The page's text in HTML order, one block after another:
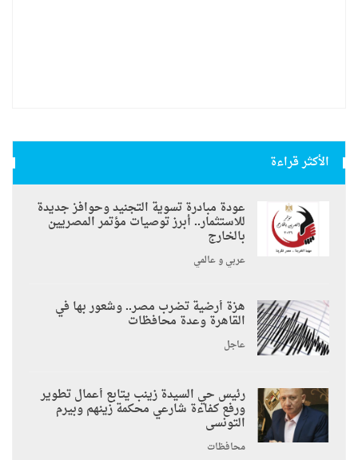
الأكثر قراءة
عودة مبادرة تسوية التجنيد وحوافز جديدة
للاستثمار.. أبرز توصيات مؤتمر المصريين
بالخارج
عربي و عالمي
هزة أرضية تضرب مصر.. وشعور بها في
القاهرة وعدة محافظات
عاجل
رئيس حي السيدة زينب يتابع أعمال تطوير
ورفع كفاءة شارعي محكمة زينهم وبيرم
التونسى
محافظات